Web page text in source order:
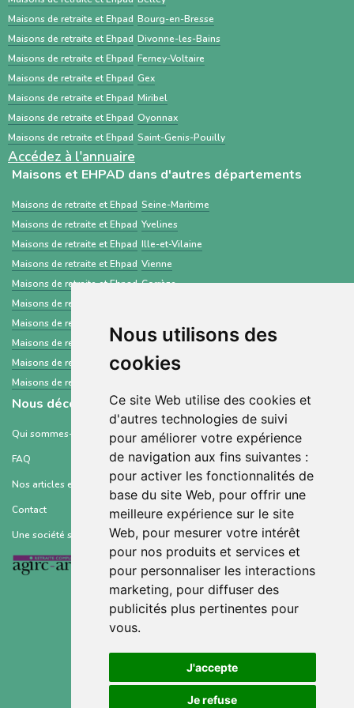
Nous utilisons des
cookies
Ce site Web utilise des cookies et
d'autres technologies de suivi
pour améliorer votre expérience
de navigation aux fins suivantes :
pour activer les fonctionnalités de
base du site Web, pour offrir une
meilleure expérience sur le site
Web, pour mesurer votre intérêt
pour nos produits et services et
pour personnaliser les interactions
marketing, pour diffuser des
publicités plus pertinentes pour
vous.
J'accepte
Je refuse
principalement aux professionnels de santé,
centré sur les demandes d’admission en
établissements médico-sociaux via un dossier
standardisé.
Maisons de retraite et Ehpad Bourg-en-Bresse
Maisons de retraite et Ehpad Divonne-les-Bains
Maisons de retraite et Ehpad Ferney-Voltaire
Maisons de retraite et Ehpad Gex
Maisons de retraite et Ehpad Miribel
Maisons de retraite et Ehpad Oyonnax
Maisons de retraite et Ehpad Saint-Genis-Pouilly
Accédez à l'annuaire
Maisons et EHPAD dans d'autres départements
Maisons de retraite et Ehpad Seine-Maritime
Maisons de retraite et Ehpad Yvelines
Maisons de retraite et Ehpad Ille-et-Vilaine
Maisons de retraite et Ehpad Vienne
Maisons de retraite et Ehpad Corrèze
Maisons de retraite et Ehpad
Maisons de retraite et Ehpad
Maisons de retraite et Ehpad Aube
Maisons de retraite et Ehpad Seine-Saint-Denis
Maisons de retraite et Ehpad
Nous découvrir
Qui sommes-nous ?
FAQ
Nos articles et ressources
Contact
Une société soutenue par :
Conditions générales d’utilisation
Mentions légales